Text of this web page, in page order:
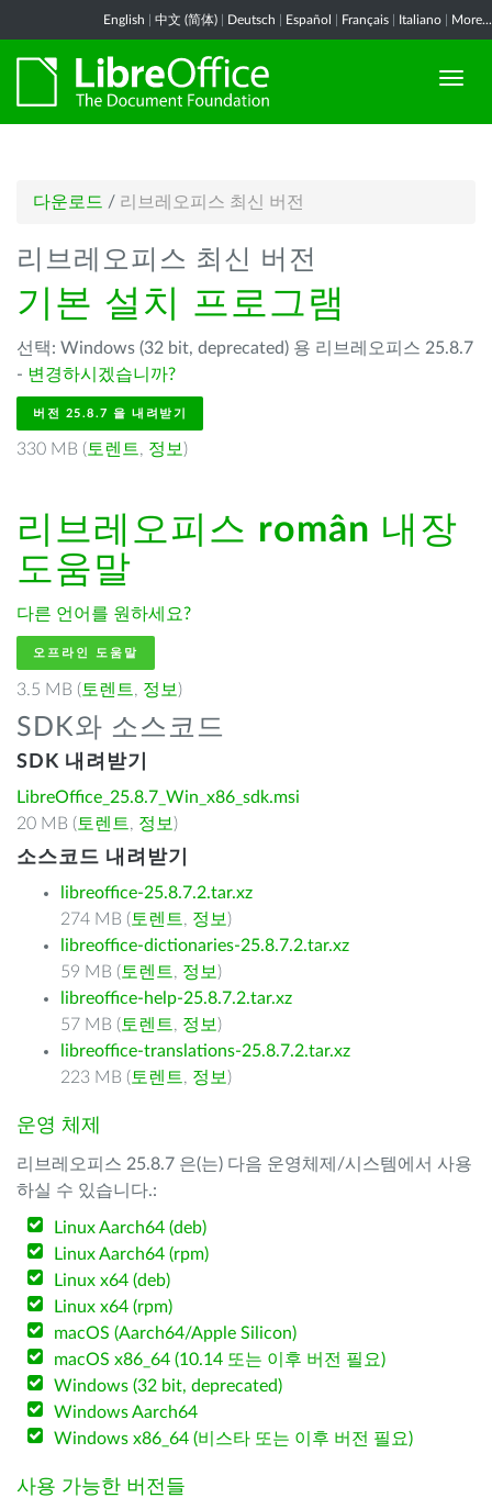
English 中文 (简体) Deutsch Español Français Italiano More...
다운로드 / 리브레오피스 최신 버전
리브레오피스 최신 버전
기본 설치 프로그램
선택: Windows (32 bit, deprecated) 용 리브레오피스 25.8.7
- 변경하시겠습니까?
버전 25.8.7 을 내려받기
330 MB ( 토렌트, 정보 )
리브레오피스 român 내장
도움말
다른 언어를 원하세요?
오프라인 도움말
3.5 MB ( 토렌트, 정보 )
SDK와 소스코드
SDK 내려받기
LibreOffice_25.8.7_Win_x86_sdk.msi
20 MB ( 토렌트, 정보 )
소스코드 내려받기
libreoffice-25.8.7.2.tar.xz
274 MB ( 토렌트, 정보 )
libreoffice-dictionaries-25.8.7.2.tar.xz
59 MB ( 토렌트, 정보 )
libreoffice-help-25.8.7.2.tar.xz
57 MB ( 토렌트, 정보 )
libreoffice-translations-25.8.7.2.tar.xz
223 MB ( 토렌트, 정보 )
운영 체제
리브레오피스 25.8.7 은(는) 다음 운영체제/시스템에서 사용
하실 수 있습니다.:
Linux Aarch64 (deb)
Linux Aarch64 (rpm)
Linux x64 (deb)
Linux x64 (rpm)
macOS (Aarch64/Apple Silicon)
macOS x86_64 (10.14 또는 이후 버전 필요)
Windows (32 bit, deprecated)
Windows Aarch64
Windows x86_64 (비스타 또는 이후 버전 필요)
사용 가능한 버전들